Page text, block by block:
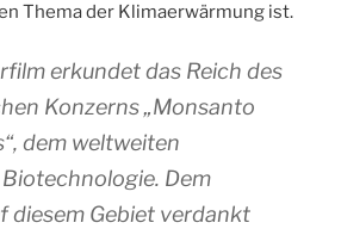
Thema der Klimaerwärmung ist.
erkundet das Reich des
Konzerns „Monsanto
dem weltweiten
Dem
diesem Gebiet verdankt